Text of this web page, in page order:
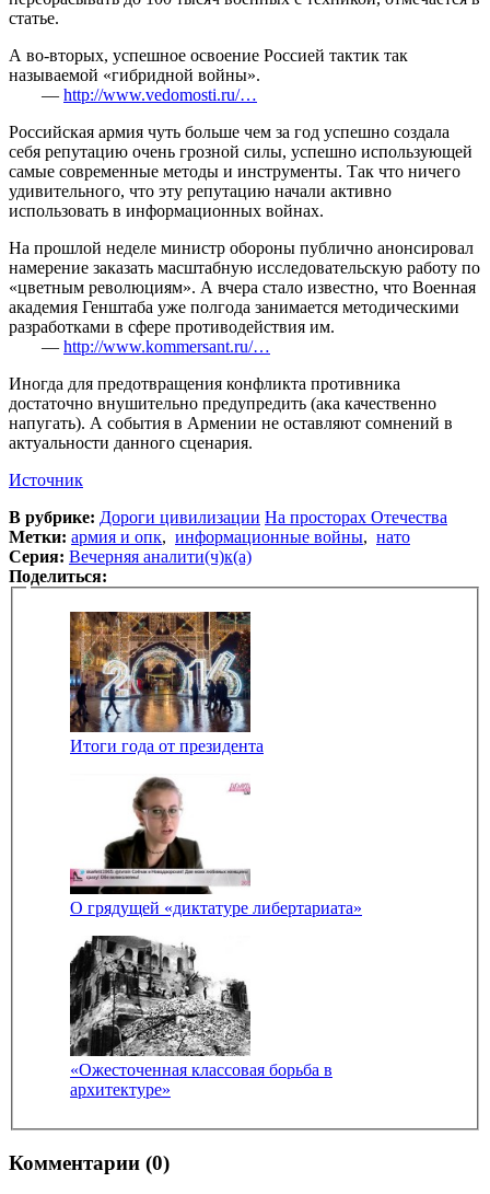
статье.
А во-вторых, успешное освоение Россией тактик так
называемой «гибридной войны».
— http://www.vedomosti.ru/…
Российская армия чуть больше чем за год успешно создала
себя репутацию очень грозной силы, успешно использующей
самые современные методы и инструменты. Так что ничего
удивительного, что эту репутацию начали активно
использовать в информационных войнах.
На прошлой неделе министр обороны публично анонсировал
намерение заказать масштабную исследовательскую работу по
«цветным революциям». А вчера стало известно, что Военная
академия Генштаба уже полгода занимается методическими
разработками в сфере противодействия им.
— http://www.kommersant.ru/…
Иногда для предотвращения конфликта противника
достаточно внушительно предупредить (ака качественно
напугать). А события в Армении не оставляют сомнений в
актуальности данного сценария.
Источник
В рубрике: Дороги цивилизации На просторах Отечества
Метки: армия и опк, информационные войны, нато
Серия: Вечерняя аналити(ч)к(а)
Поделиться:
Итоги года от президента
О грядущей «диктатуре либертариата»
«Ожесточенная классовая борьба в
архитектуре»
Комментарии (0)